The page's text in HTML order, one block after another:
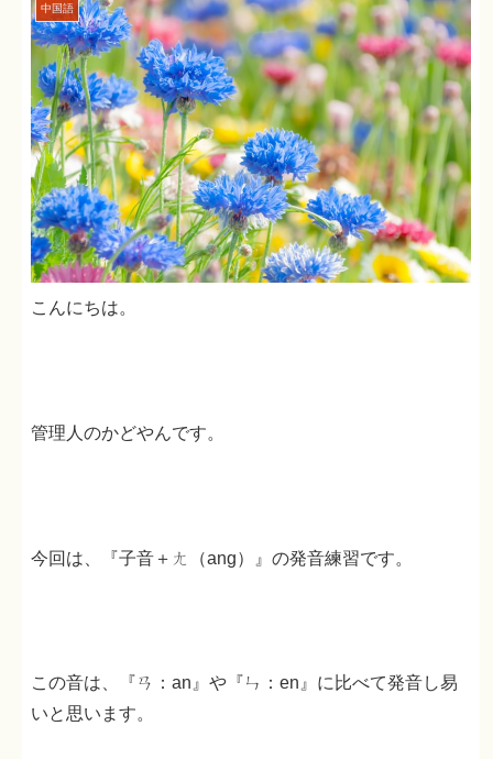
中国語
こんにちは。
管理人のかどやんです。
今回は、『子音＋ㄤ（ang）』の発音練習です。
この音は、『ㄢ：an』や『ㄣ：en』に比べて発音し易
いと思います。